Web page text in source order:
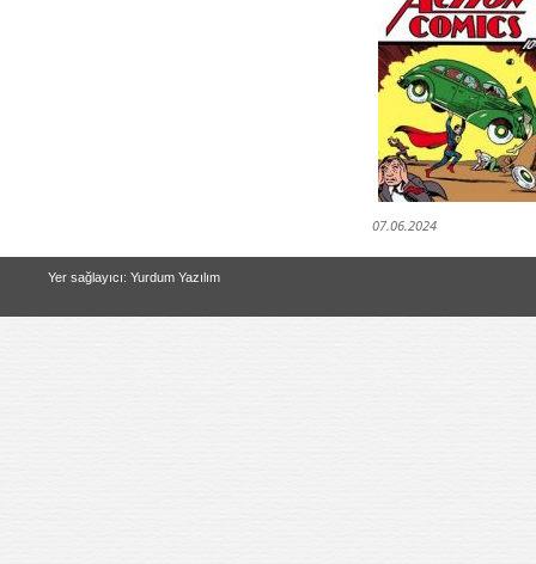
07.06.2024
Yer sağlayıcı: Yurdum Yazılım